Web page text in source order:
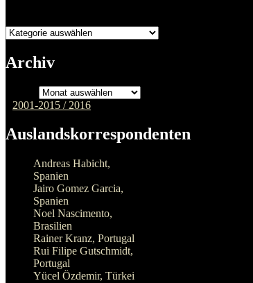
Archiv
2001-2015 /2016
Auslandskorrespondenten
Andreas Habicht,
Spanien
Jairo Gomez Garcia,
Spanien
Noel Nascimento,
Brasilien
Rainer Kranz, Portugal
Rui Filipe Gutschmidt,
Portugal
Yücel Özdemir, Türkei